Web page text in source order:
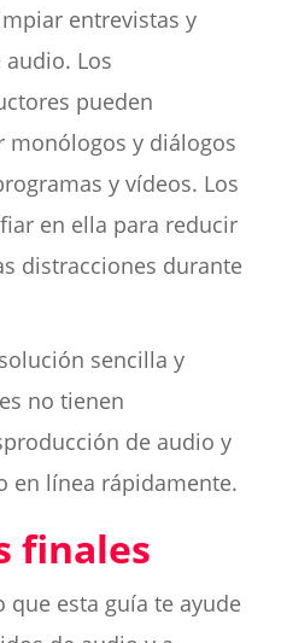
entrevistas y
Los
pueden
monólogos y diálogos
y vídeos. Los
en ella para reducir
distracciones durante
sencilla y
no tienen
de audio y
en línea rápidamente.
finales
que esta guía te ayude